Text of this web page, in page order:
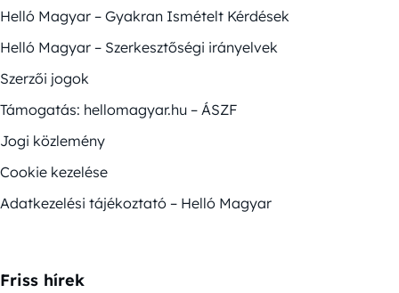
Helló Magyar – Gyakran Ismételt Kérdések
Helló Magyar – Szerkesztőségi irányelvek
Szerzői jogok
Támogatás: hellomagyar.hu – ÁSZF
Jogi közlemény
Cookie kezelése
Adatkezelési tájékoztató – Helló Magyar
Friss hírek